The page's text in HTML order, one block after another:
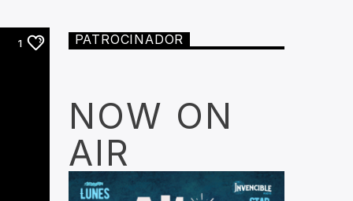
1 PATROCINADOR
NOW ON
AIR